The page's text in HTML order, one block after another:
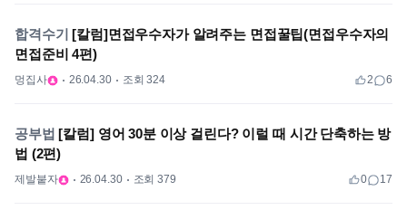
합격수기 [칼럼]면접우수자가 알려주는 면접꿀팁(면접우수자의
면접준비 4편)
멍집사 26.04.30 조회 324 2 6
공부법 [칼럼] 영어 30분 이상 걸린다? 이럴 때 시간 단축하는 방
법 (2편)
제발붙자 26.04.30 조회 379 0 17